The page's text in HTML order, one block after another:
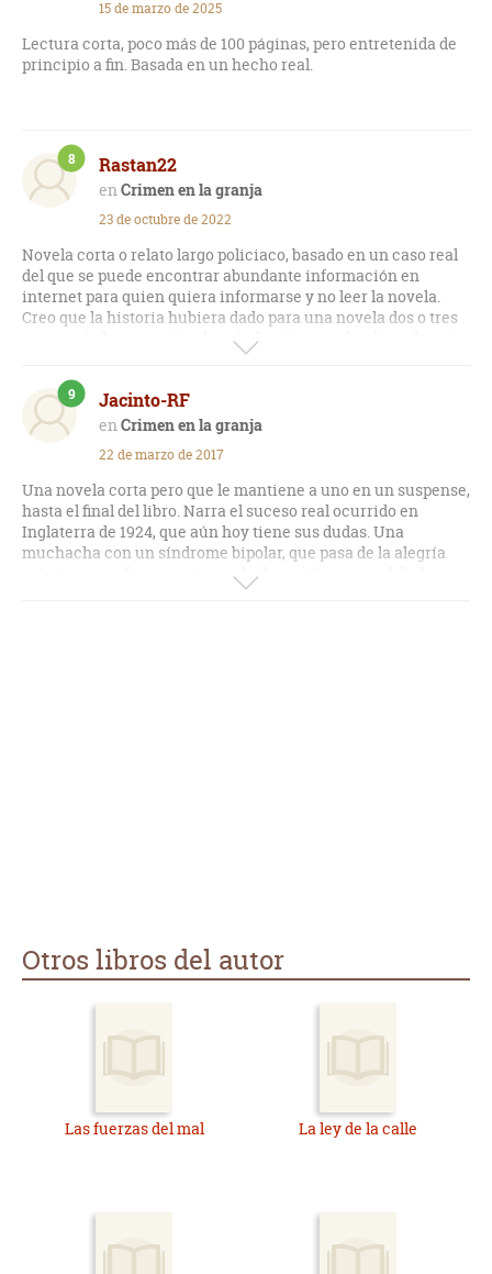
15 de marzo de 2025
Lectura corta, poco más de 100 páginas, pero entretenida de
principio a fin. Basada en un hecho real.
Rastan22
Crimen en la granja
8
23 de octubre de 2022
Novela corta o relato largo policiaco, basado en un caso real
del que se puede encontrar abundante información en
internet para quien quiera informarse y no leer la novela.
Creo que la historia hubiera dado para una novela dos o tres
veces más larga, metiendo más ficción y profundizando más
en algunos personajes, pero eso sí respetando los hechos
documentados. Yo soy de los que pienso en la culpabilidad de
Norman Thorne y que efectivamente asesinó a su prometida.
A pesar de sus poco más de 100 páginas y en letra grande, es
una muy agradable lectura, de calidad más que suficiente
como para embarcarme en algún otro libro de la autora, de la
que he leído buenas referencias y críticas.
Jacinto-RF
Crimen en la granja
9
22 de marzo de 2017
Una novela corta pero que le mantiene a uno en un suspense,
hasta el final del libro. Narra el suceso real ocurrido en
Inglaterra de 1924, que aún hoy tiene sus dudas. Una
muchacha con un síndrome bipolar, que pasa de la alegría
más inmensa fase maniaca, a la depresión y a confabular
cosas inexistentes, y que se engancha al cuello de un
Otros libros del autor
Las fuerzas del mal La ley de la calle